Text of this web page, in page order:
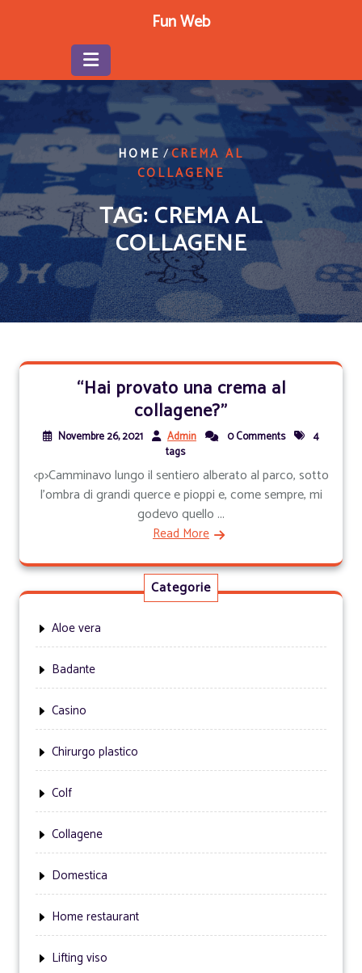
Fun Web
HOME /CREMA AL
COLLAGENE
TAG:CREMA AL
COLLAGENE
“Hai provato una crema al
collagene?”
Novembre 26, 2021 Admin 0 Comments
4
tags
<p>Camminavo lungo il sentiero alberato al parco, sotto
l’ombra di grandi querce e pioppi e, come sempre, mi
godevo quello ...
Read More
Categorie
Aloe vera
Badante
Casino
Chirurgo plastico
Colf
Collagene
Domestica
Home restaurant
Lifting viso